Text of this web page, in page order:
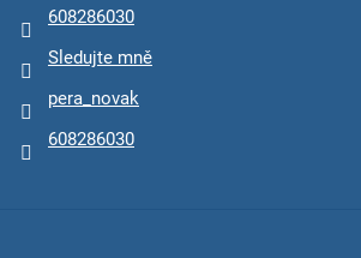
608286030
Sledujte mně
pera_novak
608286030